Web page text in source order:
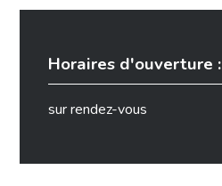
Horaires d'ouverture :
sur rendez-vous